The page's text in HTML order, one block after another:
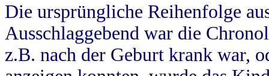
Die ursprüngliche Reihenfolge
Ausschlaggebend war die
z.B. nach der Geburt krank war,